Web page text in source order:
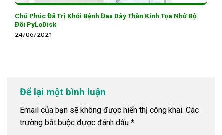
Chú Phúc Đã Trị Khỏi Bệnh Đau Dây Thần Kinh Tọa Nhờ Bộ
Đôi PyLoDisk
24/06/2021
Để lại một bình luận
Email của bạn sẽ không được hiển thị công khai. Các
trường bắt buộc được đánh dấu *